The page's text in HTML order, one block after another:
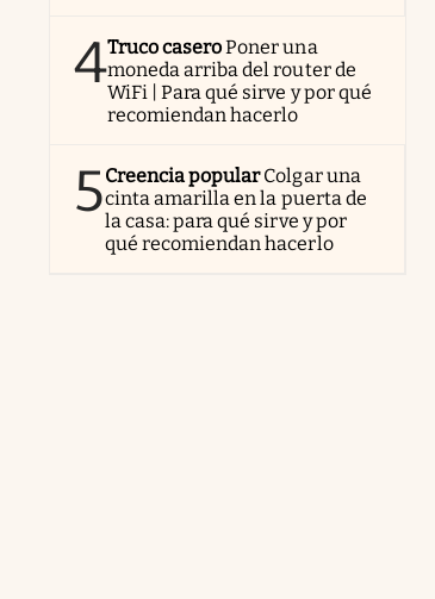
4Truco caseroPoner una
moneda arriba del router de
WiFi | Para qué sirve y por qué
recomiendan hacerlo
5Creencia popularColgar una
cinta amarilla en la puerta de
la casa: para qué sirve y por
qué recomiendan hacerlo